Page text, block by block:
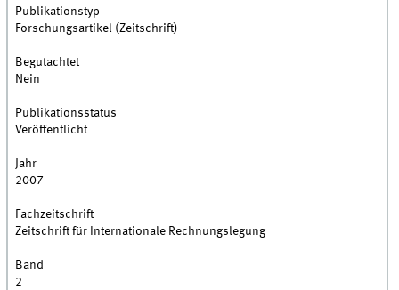
Publikationstyp
Forschungsartikel (Zeitschrift)
Begutachtet
Nein
Publikationsstatus
Veröffentlicht
Jahr
2007
Fachzeitschrift
Zeitschrift für Internationale Rechnungslegung
Band
2